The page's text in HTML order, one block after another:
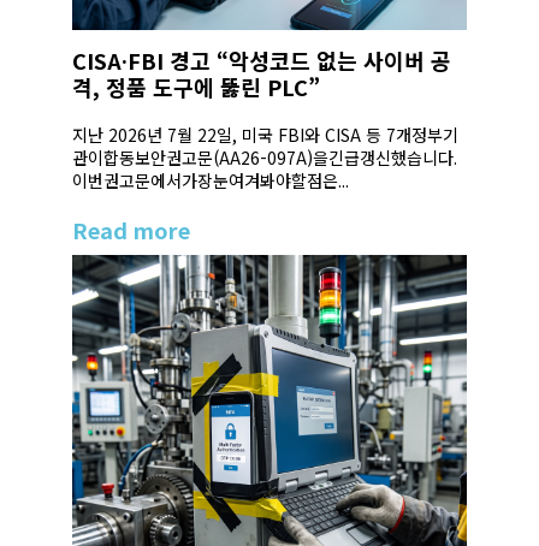
CISA·FBI 경고 “악성코드 없는 사이버 공
격, 정품 도구에 뚫린 PLC”
지난 2026년 7월 22일, 미국 FBI와 CISA 등 7개정부기
관이합동보안권고문(AA26-097A)을긴급갱신했습니다.
이번권고문에서가장눈여겨봐야할점은...
Read more